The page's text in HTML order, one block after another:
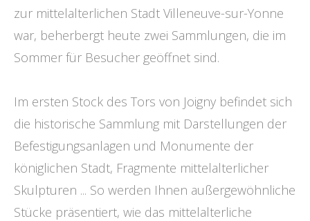
zur mittelalterlichen Stadt Villeneuve-sur-Yonne
war, beherbergt heute zwei Sammlungen, die im
Sommer für Besucher geöffnet sind.
Im ersten Stock des Tors von Joigny befindet sich
die historische Sammlung mit Darstellungen der
Befestigungsanlagen und Monumente der
königlichen Stadt, Fragmente mittelalterlicher
Skulpturen ... So werden Ihnen außergewöhnliche
Stücke präsentiert, wie das mittelalterliche